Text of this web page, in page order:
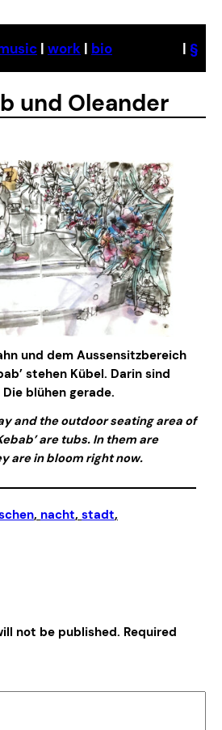
| work | bio | §
und Oleander
und dem Aussensitzbereich
stehen Kübel. Darin sind
blühen gerade.
and the outdoor seating area of
are tubs. In them are
are in bloom right now.
, nacht, stadt,
not be published. Required